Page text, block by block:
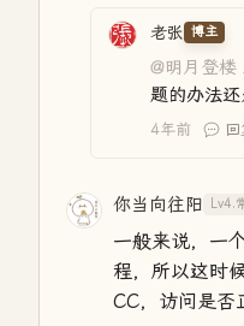
老张 博主
@明月登楼
题的办法还
4年前 回
你当向往阳 Lv4.
一般来说，一
程，所以这时
CC，访问是否